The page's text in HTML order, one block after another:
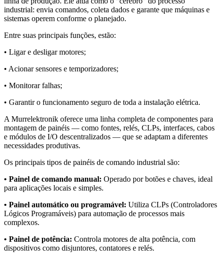
industrial: envia comandos, coleta dados e garante que máquinas e
sistemas operem conforme o planejado.
Entre suas principais funções, estão:
• Ligar e desligar motores;
• Acionar sensores e temporizadores;
• Monitorar falhas;
• Garantir o funcionamento seguro de toda a instalação elétrica.
A Murrelektronik oferece uma linha completa de componentes para
montagem de painéis — como fontes, relés, CLPs, interfaces, cabos
e módulos de I/O descentralizados — que se adaptam a diferentes
necessidades produtivas.
Os principais tipos de painéis de comando industrial são:
• Painel de comando manual: Operado por botões e chaves, ideal
para aplicações locais e simples.
• Painel automático ou programável: Utiliza CLPs (Controladores
Lógicos Programáveis) para automação de processos mais
complexos.
• Painel de potência: Controla motores de alta potência, com
dispositivos como disjuntores, contatores e relés.